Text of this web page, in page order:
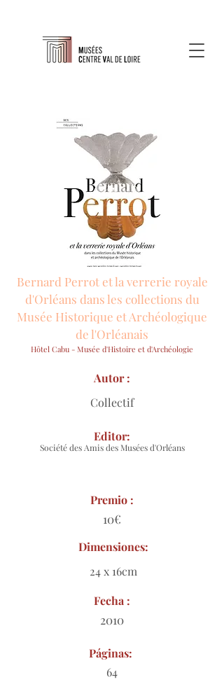
Bernard Perrot et la verrerie royale
d'Orléans dans les collections du
Musée Historique et Archéologique
de l'Orléanais
Hôtel Cabu - Musée d'Histoire et d'Archéologie
Collectif
Autor :
Société des Amis des Musées d'Orléans
Editor:
Premio :
10€
Dimensiones:
24 x 16cm
Fecha :
2010
Páginas:
64